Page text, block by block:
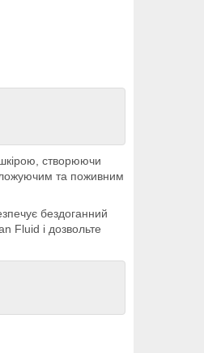
створюючи
та поживним
бездоганний
Fluid і дозвольте